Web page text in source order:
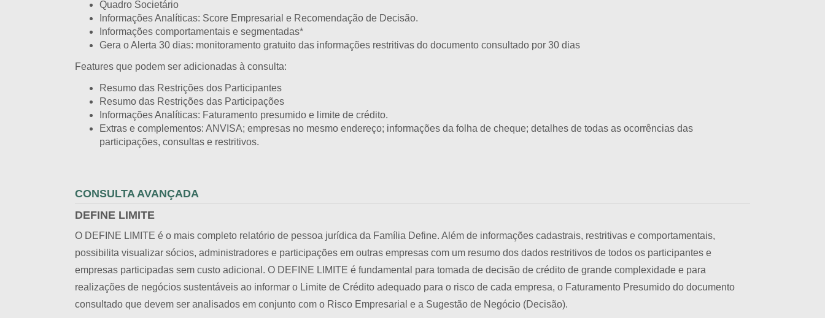
Quadro Societário
Informações Analíticas: Score Empresarial e Recomendação de Decisão.
Informações comportamentais e segmentadas*
Gera o Alerta 30 dias: monitoramento gratuito das informações restritivas do documento consultado por 30 dias
Features que podem ser adicionadas à consulta:
Resumo das Restrições dos Participantes
Resumo das Restrições das Participações
Informações Analíticas: Faturamento presumido e limite de crédito.
Extras e complementos: ANVISA; empresas no mesmo endereço; informações da folha de cheque; detalhes de todas as ocorrências das
participações, consultas e restritivos.
CONSULTA AVANÇADA
DEFINE LIMITE
O DEFINE LIMITE é o mais completo relatório de pessoa jurídica da Família Define. Além de informações cadastrais, restritivas e comportamentais,
possibilita visualizar sócios, administradores e participações em outras empresas com um resumo dos dados restritivos de todos os participantes e
empresas participadas sem custo adicional. O DEFINE LIMITE é fundamental para tomada de decisão de crédito de grande complexidade e para
realizações de negócios sustentáveis ao informar o Limite de Crédito adequado para o risco de cada empresa, o Faturamento Presumido do documento
consultado que devem ser analisados em conjunto com o Risco Empresarial e a Sugestão de Negócio (Decisão).